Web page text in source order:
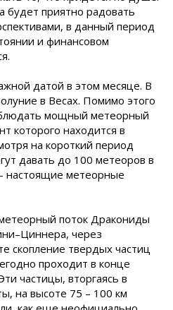
будет приятно радовать
в данный период
и финансовом
датой в этом месяце. В
в Весах. Помимо этого
мощный метеорный
которого находится в
на короткий период
давать до 100 метеоров в
настоящие метеорные
поток Дракониды
через
скопление твердых частиц
проходит в конце
частицы, вторгаясь в
на высоте 75 – 100 км